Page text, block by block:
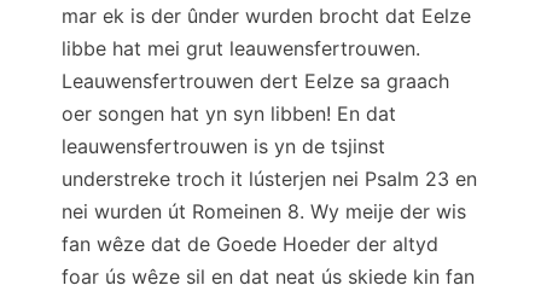
mar ek is der ûnder wurden brocht dat Eelze
libbe hat mei grut leauwensfertrouwen.
Leauwensfertrouwen dert Eelze sa graach
oer songen hat yn syn libben! En dat
leauwensfertrouwen is yn de tsjinst
understreke troch it lústerjen nei Psalm 23 en
nei wurden út Romeinen 8. Wy meije der wis
fan wêze dat de Goede Hoeder der altyd
foar ús wêze sil en dat neat ús skiede kin fan